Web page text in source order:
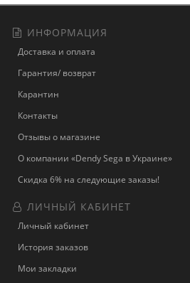
ИНФОРМАЦИЯ
Доставка и оплата
Гарантия/ возврат
Карантин
Контакты
Отзывы о магазине
О компании «Dendy Sega в Украине»
Скидка 6% на следующие заказы!
ЛИЧНЫЙ КАБИНЕТ
Личный кабинет
История заказов
Мои закладки